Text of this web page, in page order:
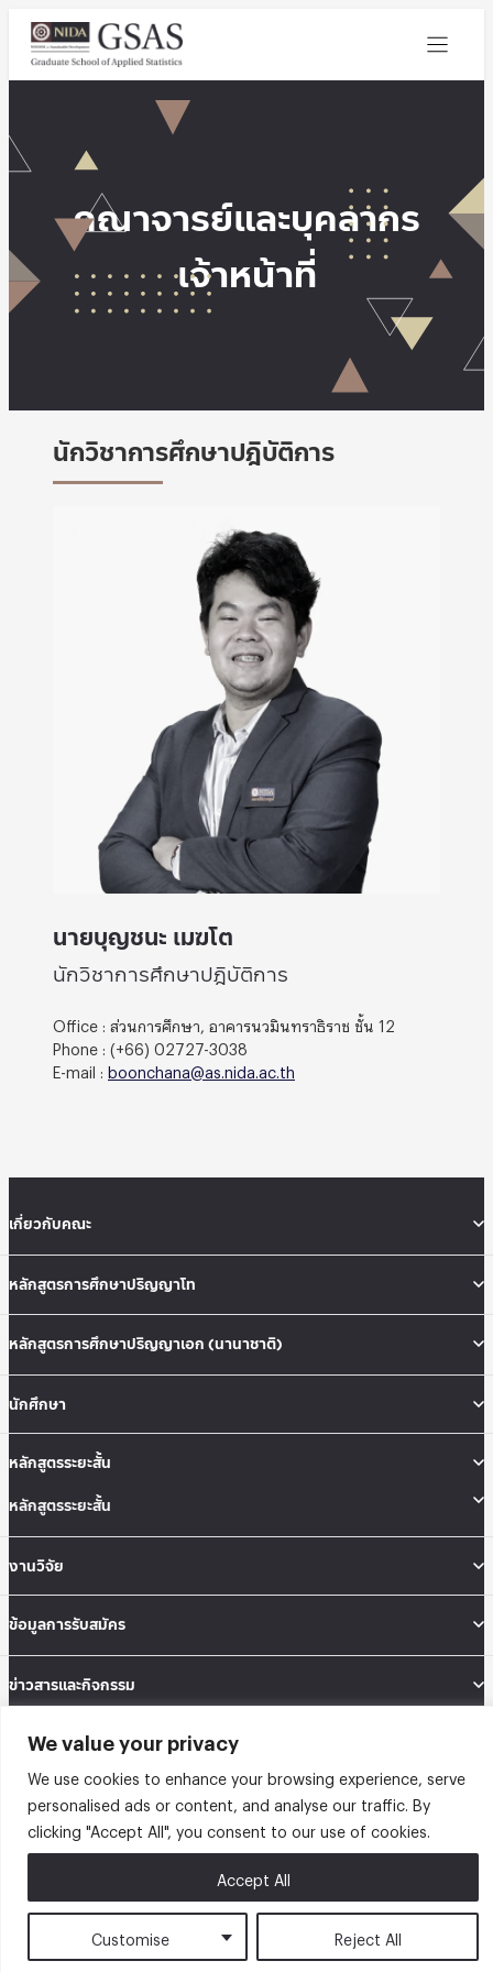
We value your privacy
We use cookies to enhance your browsing experience, serve
personalised ads or content, and analyse our traffic. By
clicking "Accept All", you consent to our use of cookies.
Customise Reject All
Accept All
คณาจารย์และบุคลากร
เจ้าหน้าที่
นักวิชาการศึกษาปฎิบัติการ
นายบุญชนะ เมฆโต
นักวิชาการศึกษาปฎิบัติการ
Office : ส่วนการศึกษา, อาคารนวมินทราธิราช ชั้น 12
Phone : (+66) 02727-3038
E-mail : boonchana@as.nida.ac.th
เกี่ยวกับคณะ
หลักสูตรการศึกษาปริญญาโท
หลักสูตรการศึกษาปริญญาเอก (นานาชาติ)
นักศึกษา
หลักสูตรระยะสั้น
หลักสูตรระยะสั้น
งานวิจัย
ข้อมูลการรับสมัคร
ข่าวสารและกิจกรรม
คณะสถิติประยุกต์ อาคารนวมินทราธิราช ชั้น 12 เลขที่ 148 ถนนเสรีไทย แขวงคลองจั่น
Tel: 02-727-3035-40
Fax: 02-374-4061
@2026 คณะสถิติประยุกต์ สถาบันบัณฑิตพัฒนบริหารศาสตร์ | Graduate School of